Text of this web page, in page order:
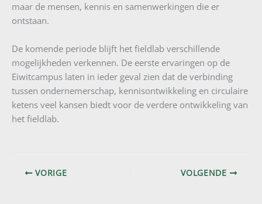
maar de mensen, kennis en samenwerkingen die er
ontstaan.
De komende periode blijft het fieldlab verschillende
mogelijkheden verkennen. De eerste ervaringen op de
Eiwitcampus laten in ieder geval zien dat de verbinding
tussen ondernemerschap, kennisontwikkeling en circulaire
ketens veel kansen biedt voor de verdere ontwikkeling van
het fieldlab.
VORIGE VOLGENDE